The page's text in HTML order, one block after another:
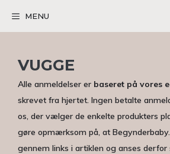
MENU
VUGGE
Alle anmeldelser er baseret på vores
skrevet fra hjertet. Ingen betalte
os, der vælger de enkelte produkters
gøre opmærksom på, at
gennem links i artiklen og anses derfor